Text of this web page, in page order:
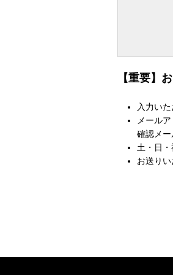
【重要】
入力い
メール
確認メ
土・日
お送り